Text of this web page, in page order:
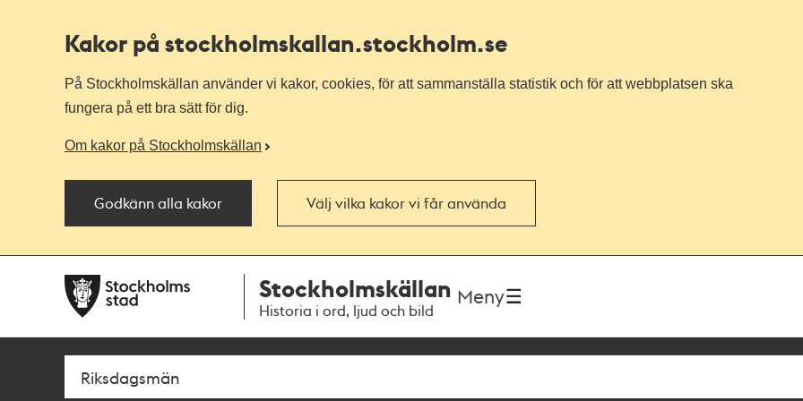
Kakor på stockholmskallan.stockholm.se
På Stockholmskällan använder vi kakor, cookies, för att sammanställa statistik och för att webbplatsen ska
fungera på ett bra sätt för dig.
Om kakor på Stockholmskällan
Godkänn alla kakor Välj vilka kakor vi får använda
navigationen
huvudinnehållet
Stockholmskällan
Historia i ord, ljud och bild
Meny
Sök